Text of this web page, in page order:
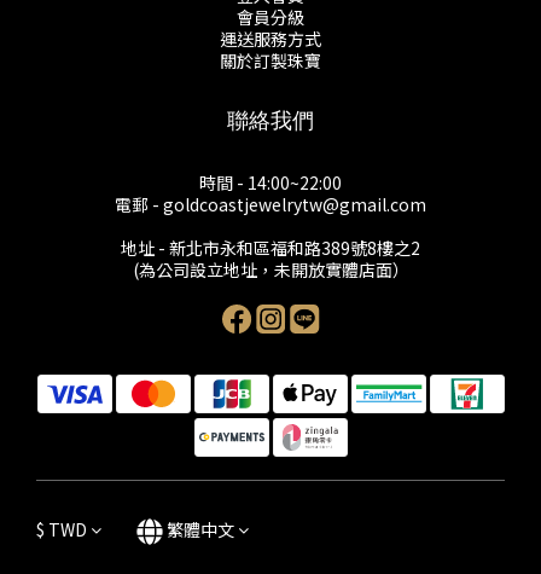
會員分級
運送服務方式
關於訂製珠寶
聯絡我們
時間 - 14:00~22:00
電郵 - goldcoastjewelrytw@gmail.com
地址 - 新北市永和區福和路389號8樓之2
(為公司設立地址，未開放實體店面）
$ TWD 繁體中文